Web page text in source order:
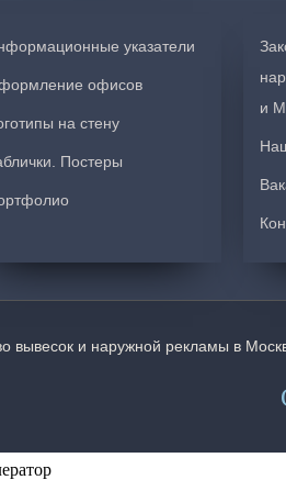
указатели
офисов
на стену
Постеры
и
вывесок и наружной рекламы в